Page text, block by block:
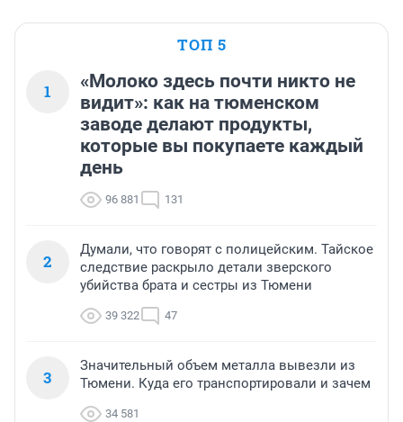
ТОП 5
1
«Молоко здесь почти никто не
видит»: как на тюменском
заводе делают продукты,
которые вы покупаете каждый
день
96 881 131
2
Думали, что говорят с полицейским. Тайское
следствие раскрыло детали зверского
убийства брата и сестры из Тюмени
39 322 47
3
Значительный объем металла вывезли из
Тюмени. Куда его транспортировали и зачем
34 581